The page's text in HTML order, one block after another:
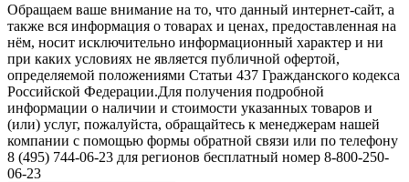
Обращаем ваше внимание на то, что данный интернет-сайт, а
также вся информация о товарах и ценах, предоставленная на
нём, носит исключительно информационный характер и ни
при каких условиях не является публичной офертой,
определяемой положениями Статьи 437 Гражданского кодекса
Российской Федерации.Для получения подробной
информации о наличии и стоимости указанных товаров и
(или) услуг, пожалуйста, обращайтесь к менеджерам нашей
компании с помощью формы обратной связи или по телефону
8 (495) 744-06-23 для регионов бесплатный номер 8-800-250-
06-23